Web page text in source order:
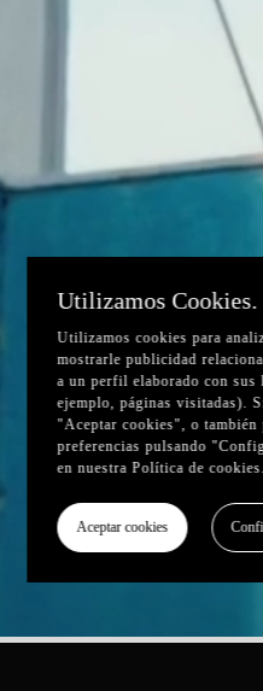
Utilizamos Cookies.
Utilizamos cookies para
mostrarle publicidad
a un perfil elaborado con sus
ejemplo, páginas visitadas).
"Aceptar cookies", o también
preferencias pulsando
en nuestraPolítica de cookies.
Aceptar cookies